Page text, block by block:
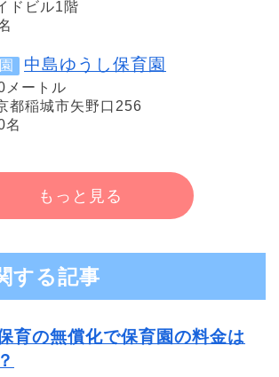
ドビル1階
中島ゆうし保育園
メートル
都稲城市矢野口256
名
もっと見る
する記事
育の無償化で保育園の料金は